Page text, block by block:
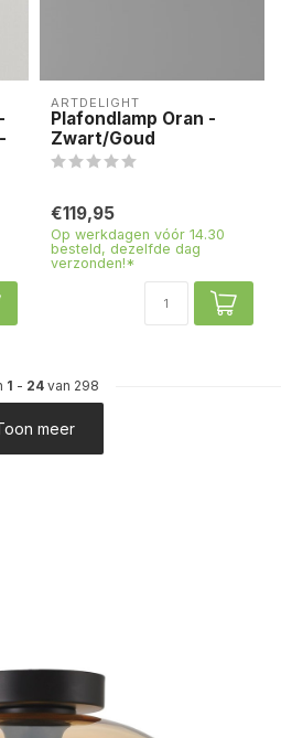
ARTDELIGHT
Plafondlamp Oran -
Zwart/Goud
€119,95
Op werkdagen vóór 14.30
besteld, dezelfde dag
verzonden!*
1 - 24 van 298
meer